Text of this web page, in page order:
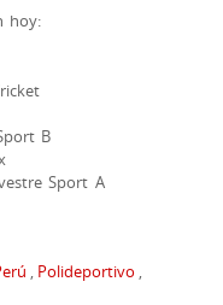
hoy:
B
Sport A
, Polideportivo ,